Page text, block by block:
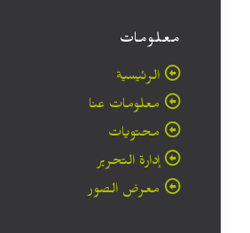
معلومات
الرئيسية
معلومات عنا
محتويات
إدارة التحرير
معرض الصور